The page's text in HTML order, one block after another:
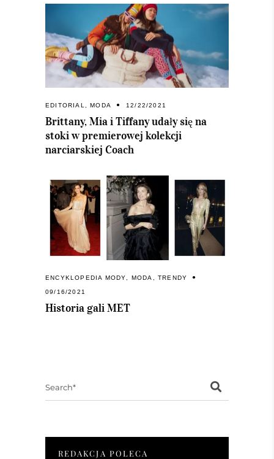
EDITORIAL, MODA 12/22/2021
Brittany, Mia i Tiffany udały się na
stoki w premierowej kolekcji
narciarskiej Coach
ENCYKLOPEDIA MODY MODA ,TRENDY
09/16/2021
Historia gali MET
REDAKCJA POLECA